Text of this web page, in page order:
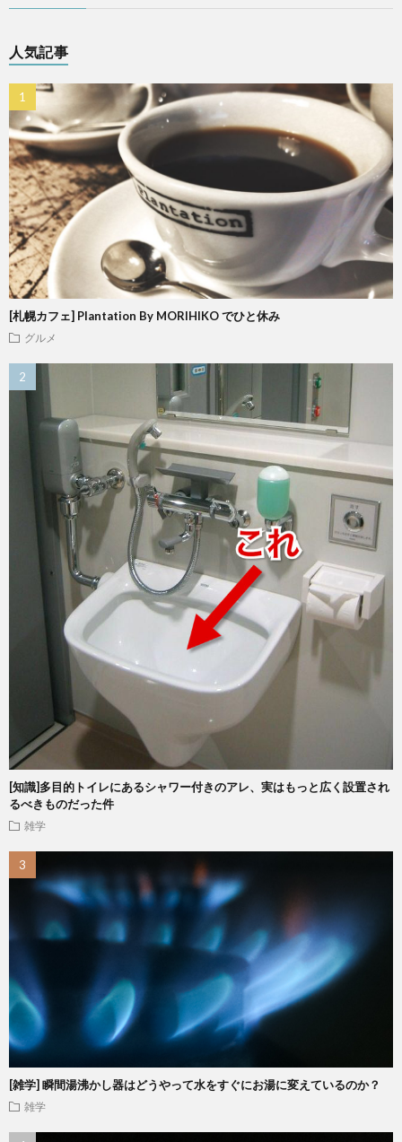
人気記事
[札幌カフェ] Plantation By MORIHIKO でひと休み
グルメ
[知識]多目的トイレにあるシャワー付きのアレ、実はもっと広く設置され
るべきものだった件
雑学
[雑学] 瞬間湯沸かし器はどうやって水をすぐにお湯に変えているのか？
雑学